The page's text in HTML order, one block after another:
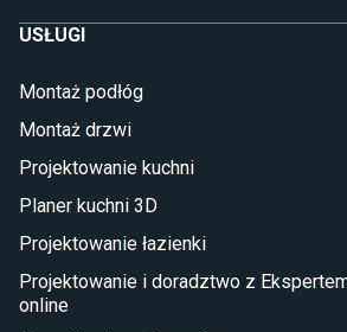
Łóżka dla dziecka (młodzieżowe)
Taras i balkon
Sztuczna trawa miękka
Koce i pledy
Płytki na balkon
Lampy stojące LED
USŁUGI
Montaż podłóg
Montaż drzwi
Projektowanie kuchni
Planer kuchni 3D
Projektowanie łazienki
Projektowanie i doradztwo z
online